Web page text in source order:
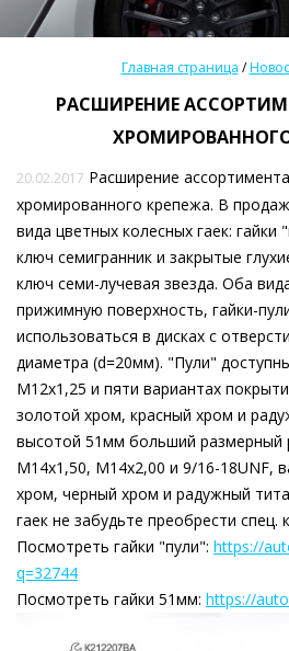
Главная страница /
РАСШИРЕНИЕ
20.02.2017 Расширение
хромированного крепежа. В
вида цветных колесных гаек:
ключ семигранник и закрытые
ключ семи-лучевая звезда. Оба
прижимную поверхность, гайки-
использоваться в дисках с
диаметра (d=20мм). "Пули"
М12х1,25 и пяти вариантах
золотой хром, красный хром и
высотой 51мм больший размерный
М14х1,50, М14х2,00 и 9/16-18UNF,
хром, черный хром и радужный
гаек не забудьте преобрести спец.
Посмотреть гайки "пули": https://
q=32744
Посмотреть гайки 51мм: https://